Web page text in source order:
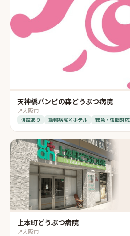
天神橋バンビの森どうぶつ病院
📍大阪市
併設あり 動物病院×ホテル 救急・夜間対応
上本町どうぶつ病院
📍大阪市